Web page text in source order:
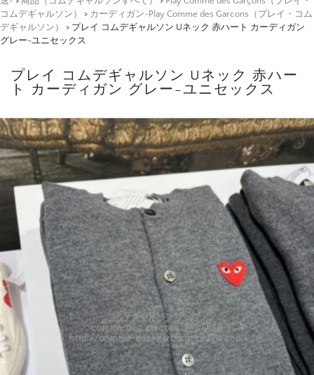
コムデギャルソン）
> カーディガン-Play Comme des Garcons（プレイ・コム
デギャルソン）
> プレイ コムデギャルソン Uネック 赤ハート カーディガン
グレー-ユニセックス
プレイ コムデギャルソン Uネック 赤ハー
ト カーディガン グレー-ユニセックス